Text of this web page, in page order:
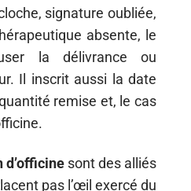
signature oubliée,
absente, le
la délivrance ou
Il inscrit aussi la date
remise et, le cas
d’officine sont des alliés
pas l’œil exercé du